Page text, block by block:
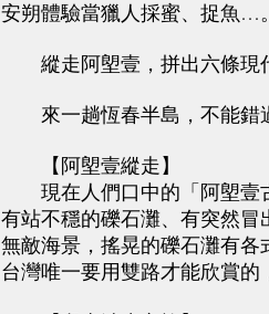
安朔體驗當獵人採蜜、捉魚…
縱走阿塱壹，拼出六條現
來一趟恆春半島，不能錯
【阿塱壹縱走】
現在人們口中的「阿塱壹古
有站不穩的礫石灘、有突然
無敵海景，搖晃的礫石灘有
台灣唯一要用雙路才能欣賞的